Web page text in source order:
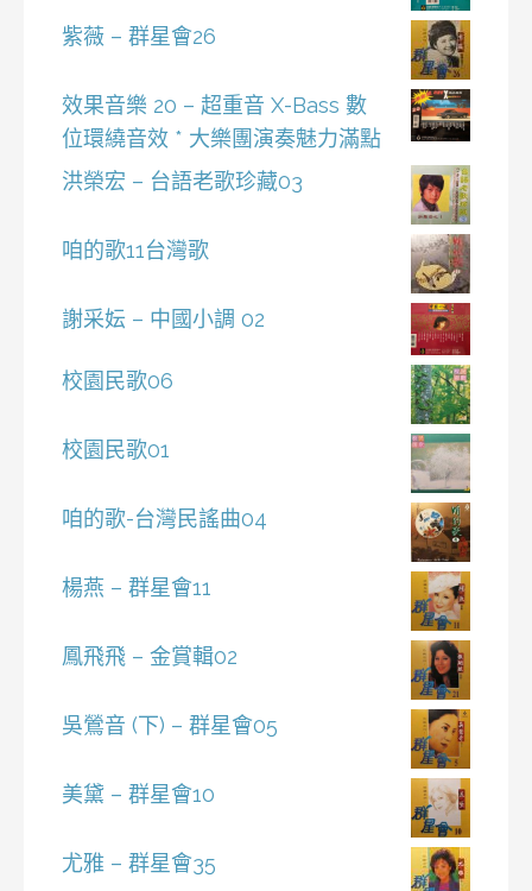
紫薇 – 群星會26
效果音樂 20 – 超重音 X-Bass 數
位環繞音效 * 大樂團演奏魅力滿點
洪榮宏 – 台語老歌珍藏03
咱的歌11台灣歌
謝采妘 – 中國小調 02
校園民歌06
校園民歌01
咱的歌-台灣民謠曲04
楊燕 – 群星會11
鳳飛飛 – 金賞輯02
吳鶯音 (下) – 群星會05
美黛 – 群星會10
尤雅 – 群星會35